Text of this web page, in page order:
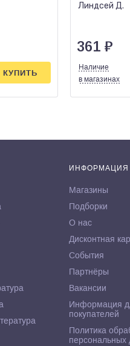
КУПИТЬ
Линдсей Д.
361 ₽
Наличие
в магазинах
ИНФОРМАЦИЯ
Магазины
Подборки
О нас
Дисконтная
События
Партнёры
Вакансии
Информация
покупателей
Политика
персональных